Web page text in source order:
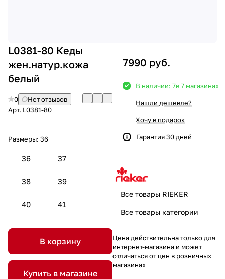
L0381-80 Кеды
жен.натур.кожа
белый
0
Нет отзывов
Арт. L0381-80
Размеры: 36
36 37
38 39
40 41
В корзину
Купить в магазине
7990 руб.
В наличии: 7в 7 магазинах
Нашли дешевле?
Хочу в подарок
Гарантия 30 дней
Все товары RIEKER
Все товары категории
Цена действительна только для
интернет-магазина и может
отличаться от цен в розничных
магазинах